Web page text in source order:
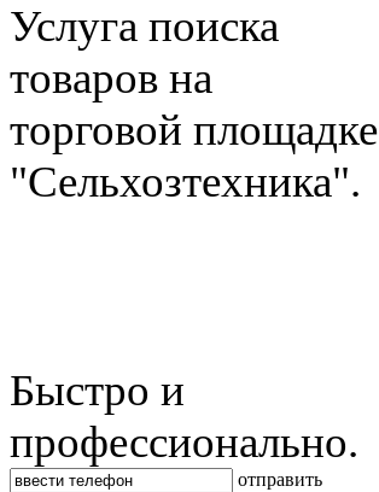
Услуга поиска
товаров на
торговой площадке
"Сельхозтехника".
Быстро и
профессионально.
отправить